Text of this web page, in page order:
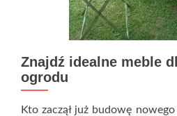
Znajdź idealne meble
ogrodu
Kto zaczął już budowę